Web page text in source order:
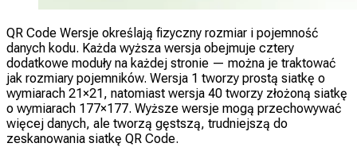
QR Code Wersje określają fizyczny rozmiar i pojemność
danych kodu. Każda wyższa wersja obejmuje cztery
dodatkowe moduły na każdej stronie — można je traktować
jak rozmiary pojemników. Wersja 1 tworzy prostą siatkę o
wymiarach 21×21, natomiast wersja 40 tworzy złożoną siatkę
o wymiarach 177×177. Wyższe wersje mogą przechowywać
więcej danych, ale tworzą gęstszą, trudniejszą do
zeskanowania siatkę QR Code.